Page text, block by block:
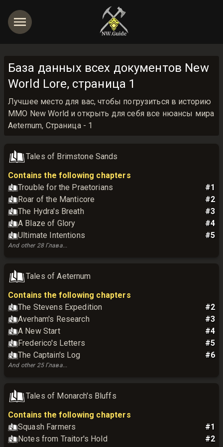
База данных всех документов New
World Lore, страница 1
Лучшее место для вас, чтобы погрузиться в историю
MMO New World и открыть для себя все нюансы мира
Aeternum, Страница - 1
Tales of Brimstone Sands
Contains the following chapters
Trouble for the Praetorians
#1
Roar of the Manticore
#2
The Hydra's Breath
#3
A Blaze of Glory
#4
Ultimate Intentions
#5
And other 28 Глава...
Tales of Aeternum
Contains the following chapters
The Stevens Expedition
#2
Averham's Research
#3
A New Start
#4
Frederico's Letters
#5
The Captain's Log
#6
And other 25 Глава...
Tales of Monarch's Bluffs
Contains the following chapters
Squash Farmers
#1
Notes from Traitor's Hold
#2